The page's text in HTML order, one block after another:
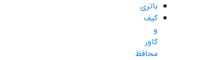
باتری
کیف
و
کاور
محافظ